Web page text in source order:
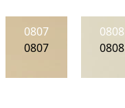
0807
0807
0808
0808